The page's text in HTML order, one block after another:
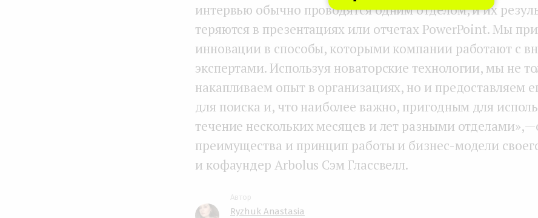
интервью обычно проводятся одним отделом, и их
теряются в презентациях или отчетах PowerPoint. Мы
инновации в способы, которыми компании работают с
экспертами. Используя новаторские технологии, мы не
накапливаем опыт в организациях, но и предоставляем
для поиска и, что наиболее важно, пригодным для
течение нескольких месяцев и лет разными отделами», —
преимущества и принцип работы и бизнес-модели
и кофаундер Arbolus Сэм Глассвелл.
Ryzhuk Anastasia